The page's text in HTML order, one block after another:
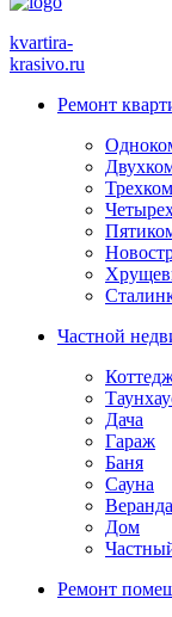
kvartira-
krasivo.ru
Ремонт
Частной
Дача
Гараж
Баня
Сауна
Веранда
Дом
Ремонт